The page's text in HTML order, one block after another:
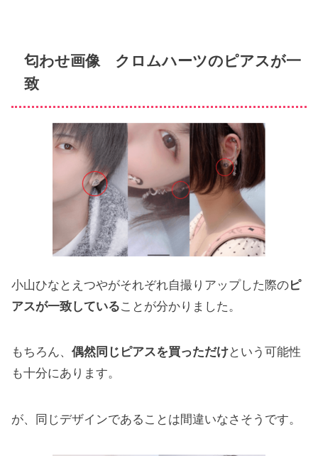
匂わせ画像 クロムハーツのピアスが一
致
小山ひなとえつやがそれぞれ自撮りアップした際のピ
アスが一致していることが分かりました。
もちろん、偶然同じピアスを買っただけという可能性
も十分にあります。
が、同じデザインであることは間違いなさそうです。